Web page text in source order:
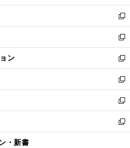
開
く
ウ
で
開
く
ン
ド
ウ
で
開
く
新
し
い
ウ
ィ
ン
ド
ウ
で
開
く
新
し
い
ウ
ィ
ン
ド
ウ
で
開
ン
新
し
い
ウ
ィ
ン
ド
ウ
新
し
い
ウ
ィ
ン
新
し
い
ウ
新
し
・新書